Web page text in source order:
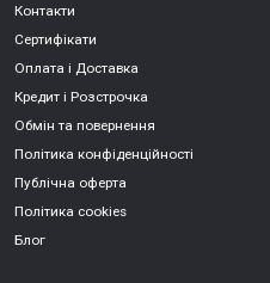
Контакти
Сертифікати
Оплата і Доставка
Кредит і Розстрочка
Обмін та повернення
Політика конфіденційності
Публічна оферта
Політика cookies
Блог